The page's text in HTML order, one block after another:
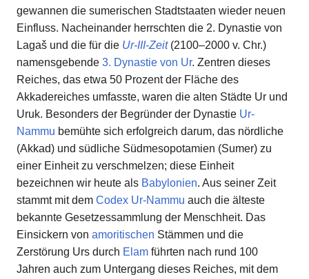
gewannen die sumerischen Stadtstaaten wieder neuen
Einfluss. Nacheinander herrschten die 2. Dynastie von
Lagaš und die für die Ur-III-Zeit(2100–2000 v. Chr.)
namensgebende 3. Dynastie von Ur. Zentren dieses
Reiches, das etwa 50 Prozent der Fläche des
Akkadereiches umfasste, waren die alten Städte Ur und
Uruk. Besonders der Begründer der Dynastie Ur-
Nammu bemühte sich erfolgreich darum, das nördliche
(Akkad) und südliche Südmesopotamien (Sumer) zu
einer Einheit zu verschmelzen; diese Einheit
bezeichnen wir heute als Babylonien. Aus seiner Zeit
stammt mit dem Codex Ur-Nammu auch die älteste
bekannte Gesetzessammlung der Menschheit. Das
Einsickern von amoritischen Stämmen und die
Zerstörung Urs durch Elam führten nach rund 100
Jahren auch zum Untergang dieses Reiches, mit dem